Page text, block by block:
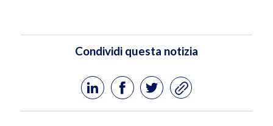
Condividi questa notizia